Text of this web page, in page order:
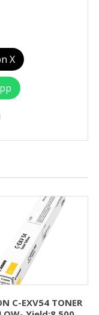
X
C-EXV54 TONER